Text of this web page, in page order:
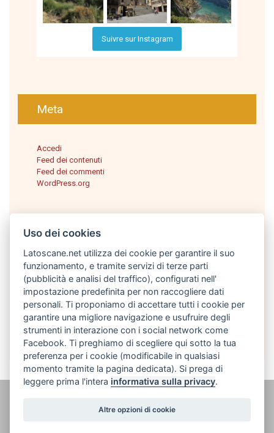
Suivre sur Instagram
Meta
Accedi
Feed dei contenuti
Feed dei commenti
WordPress.org
Italiano
informazioni legali
Uso dei cookies
Latoscane.net utilizza dei cookie per garantire il suo
funzionamento, e tramite servizi di terze parti
(pubblicità e analisi del traffico), configurati nell'
impostazione predefinita per non raccogliere dati
personali. Ti proponiamo di accettare tutti i cookie per
garantire una migliore navigazione e usufruire degli
strumenti in interazione con i social network come
Facebook. Ti preghiamo di scegliere qui sotto la tua
preferenza per i cookie (modificabile in qualsiasi
momento tramite la pagina dedicata). Si prega di
leggere prima l'intera informativa sulla privacy.
Altre opzioni di cookie